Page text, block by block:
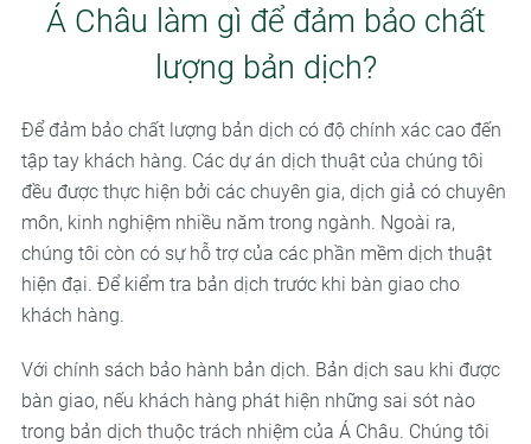
Á Châu làm gì để đảm bảo chất
lượng bản dịch?
Để đảm bảo chất lượng bản dịch có độ chính xác cao đến
tập tay khách hàng. Các dự án dịch thuật của chúng tôi
đều được thực hiện bởi các chuyên gia, dịch giả có chuyên
môn, kinh nghiệm nhiều năm trong ngành. Ngoài ra,
chúng tôi còn có sự hỗ trợ của các phần mềm dịch thuật
hiện đại. Để kiểm tra bản dịch trước khi bàn giao cho
khách hàng.
Với chính sách bảo hành bản dịch. Bản dịch sau khi được
bàn giao, nếu khách hàng phát hiện những sai sót nào
trong bản dịch thuộc trách nhiệm của Á Châu. Chúng tôi